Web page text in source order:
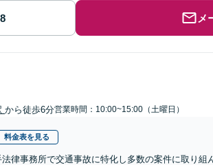
メ
から徒歩6分営業時間：10:00~15:00（土曜日）
料金表を見る
法律事務所で交通事故に特化し多数の案件に取り